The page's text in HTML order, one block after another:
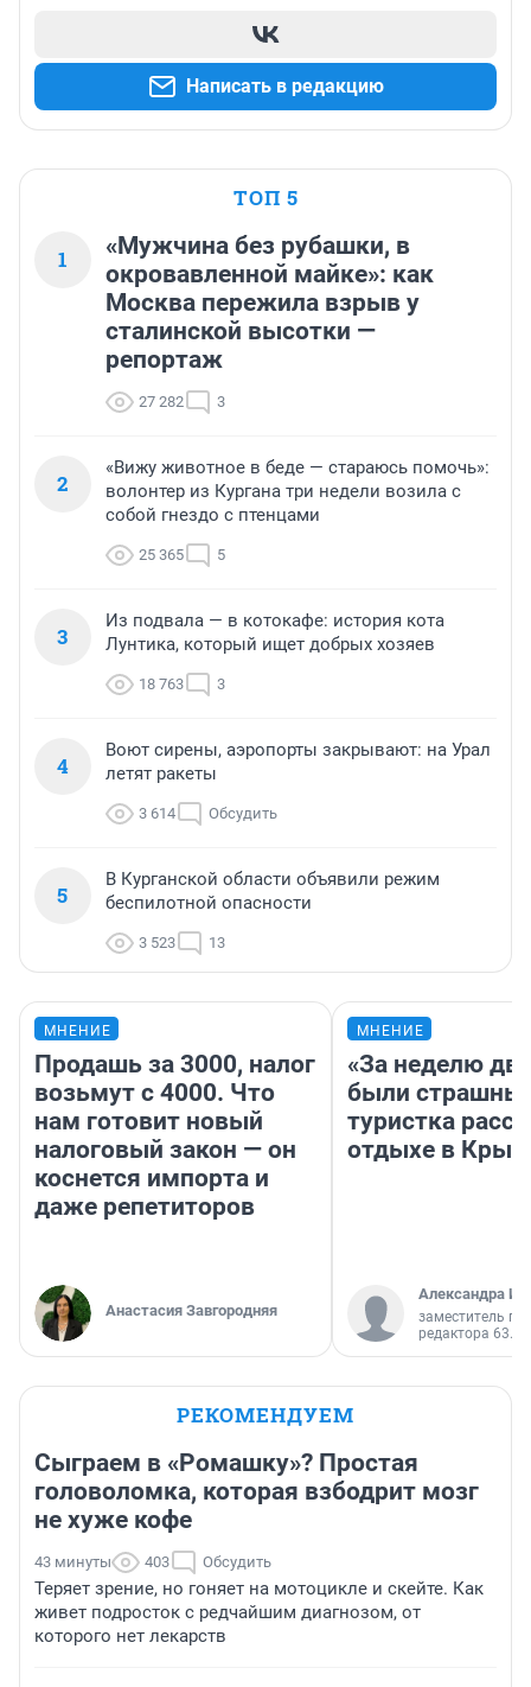
Написать в редакцию
ТОП 5
1
«Мужчина без рубашки, в
окровавленной майке»: как
Москва пережила взрыв у
сталинской высотки —
репортаж
27 282 3
2
«Вижу животное в беде — стараюсь помочь»:
волонтер из Кургана три недели возила с
собой гнездо с птенцами
25 365 5
3
Из подвала — в котокафе: история кота
Лунтика, который ищет добрых хозяев
18 763 3
4
Воют сирены, аэропорты закрывают: на Урал
летят ракеты
3 614 Обсудить
5
В Курганской области объявили режим
беспилотной опасности
3 523 13
МНЕНИЕ
Продашь за 3000, налог
возьмут с 4000. Что
нам готовит новый
налоговый закон — он
коснется импорта и
даже репетиторов
Анастасия Завгородняя
МНЕНИЕ
«За неделю
были
туристка
отдыхе в
Александра
заместитель
редактора 63.RU
РЕКОМЕНДУЕМ
Сыграем в «Ромашку»? Простая
головоломка, которая взбодрит мозг
не хуже кофе
43 минуты 403 Обсудить
Теряет зрение, но гоняет на мотоцикле и скейте. Как
живет подросток с редчайшим диагнозом, от
которого нет лекарств